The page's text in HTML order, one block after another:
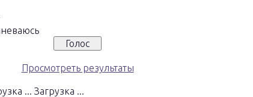
Просмотреть результаты
Загрузка ...